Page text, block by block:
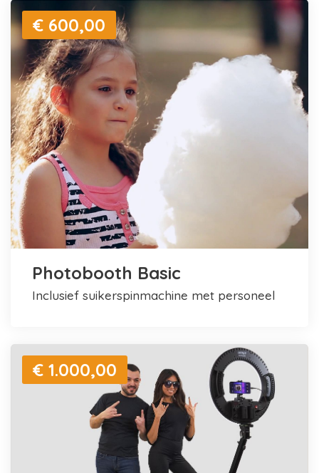
€ 600,00
Photobooth Basic
inclusief suikerspinmachine met personeel
€ 1.000,00